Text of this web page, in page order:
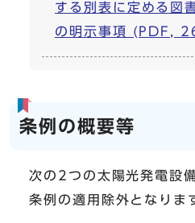
する別表に定める図
の明示事項 (PDF,
条例の概要等
次の2つの太陽光発電設
条例の適用除外となりま